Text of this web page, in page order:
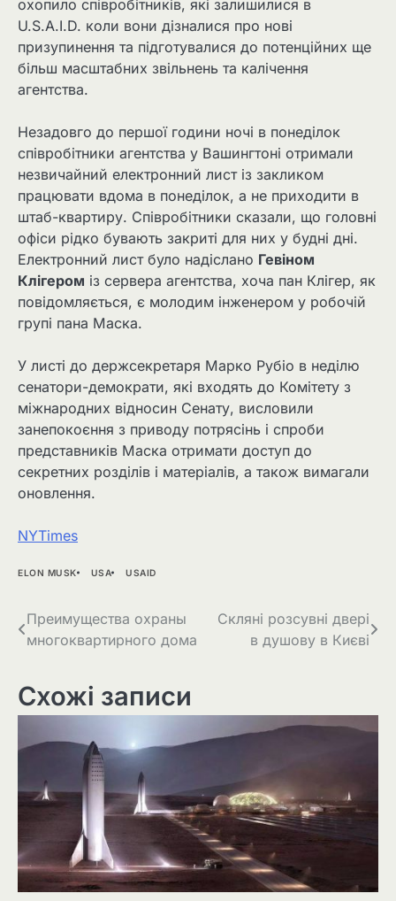
охопило співробітників, які залишилися в
U.S.A.I.D. коли вони дізналися про нові
призупинення та підготувалися до потенційних ще
більш масштабних звільнень та калічення
агентства.
Незадовго до першої години ночі в понеділок
співробітники агентства у Вашингтоні отримали
незвичайний електронний лист із закликом
працювати вдома в понеділок, а не приходити в
штаб-квартиру. Співробітники сказали, що головні
офіси рідко бувають закриті для них у будні дні.
Електронний лист було надіслано Гевіном
Клігером із сервера агентства, хоча пан Клігер, як
повідомляється, є молодим інженером у робочій
групі пана Маска.
У листі до держсекретаря Марко Рубіо в неділю
сенатори-демократи, які входять до Комітету з
міжнародних відносин Сенату, висловили
занепокоєння з приводу потрясінь і спроби
представників Маска отримати доступ до
секретних розділів і матеріалів, а також вимагали
оновлення.
NYTimes
ELON MUSK USA USAID
Навігація
записів
Преимущества охраны
многоквартирного дома
Скляні розсувні двері
в душову в Києві
Схожі записи